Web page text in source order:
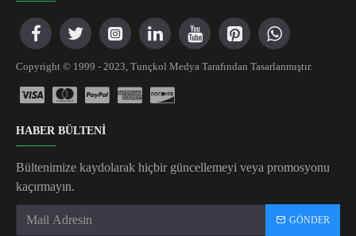
Copyright © 1999 - 2023, Tunçkol Medya Tarafından Tasarlanmıştır.
HABER BÜLTENİ
Bültenimize kaydolarak hiçbir güncellemeyi veya promosyonu
kaçırmayın.
GÖNDER